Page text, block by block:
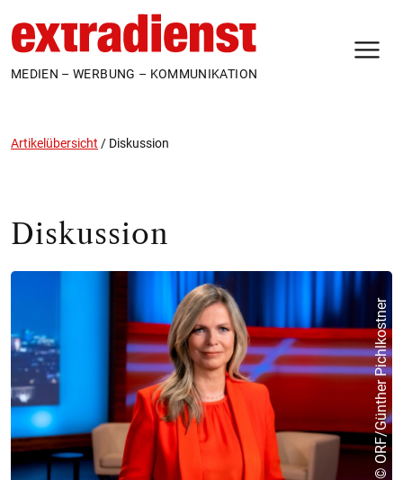
MEDIEN – WERBUNG – KOMMUNIKATION
Artikelübersicht / Diskussion
Diskussion
© ORF/Günther Pichlkostner